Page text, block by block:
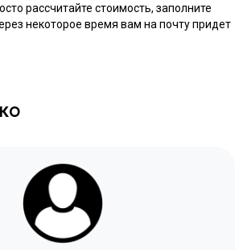
рассчитайте стоимость, заполните
некоторое время вам на почту придет